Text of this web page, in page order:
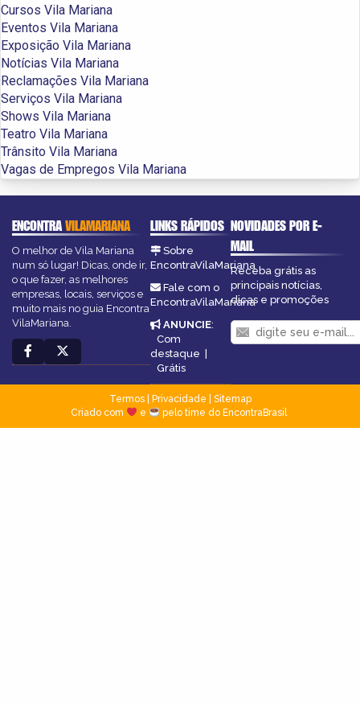
Cursos Vila Mariana
Eventos Vila Mariana
Exposição Vila Mariana
Notícias Vila Mariana
Reclamações Vila Mariana
Serviços Vila Mariana
Shows Vila Mariana
Teatro Vila Mariana
Trânsito Vila Mariana
Vagas de Empregos Vila Mariana
ENCONTRAVILAMARIANA
O melhor de Vila Mariana
num só lugar! Dicas, onde ir,
o que fazer, as melhores
empresas, locais, serviços e
muito mais no guia Encontra
VilaMariana.
LINKS RÁPIDOS
Sobre
EncontraVilaMariana
Fale com o
EncontraVilaMariana
ANUNCIE:
Com
destaque |
Grátis
NOVIDADES POR E-
MAIL
Receba grátis as
principais notícias,
dicas e promoções
Termos| Privacidade
Sitemap
Criado com
e pelo time do EncontraBrasil